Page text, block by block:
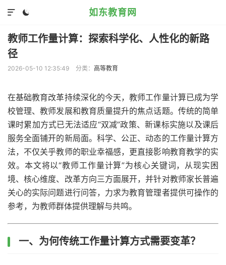
如东教育网


教师工作量计算：探索科学化、人性化的新路
径
2026-05-10 12:35:49 分类： 高等教育
在基础教育改革持续深化的今天，教师工作量计算已成为学
校管理、教师发展和教育质量提升的焦点话题。传统的简单
课时累加方式已无法适应“双减”政策、新课标实施以及课后
服务全面铺开的新局面。科学、公正、动态的工作量计算方
法，不仅关乎教师的职业幸福感，更直接影响教育教学的实
效。本文将以“教师工作量计算”为核心关键词，从现实困
境、核心维度、改革方向三方面展开，并针对教师家长普遍
关心的实际问题进行问答，力求为教育管理者提供可操作的
参考，为教师群体提供理解与共鸣。
一、为何传统工作量计算方式需要变革？